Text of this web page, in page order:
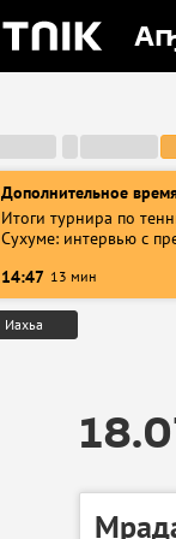
Дополнительное
Итоги турнира по
Сухуме: интервью с
14:47 13 мин
Иахьа